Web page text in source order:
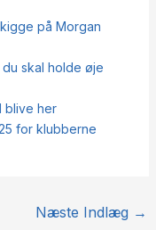
på Morgan
skal holde øje
blive her
for klubberne
Næste Indlæg →